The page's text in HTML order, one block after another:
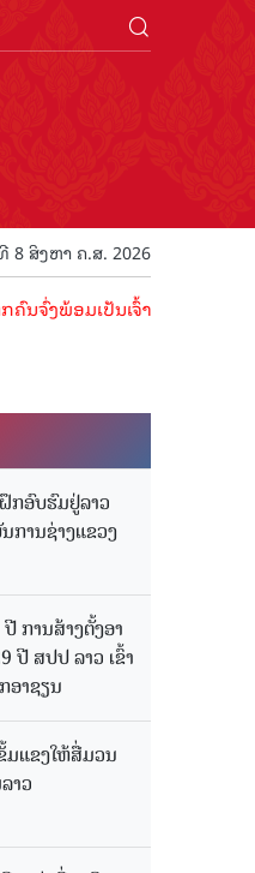
8 ສິງຫາ ຄ.ສ. 2026
ເປັນເຈົ້າພາບທີ່ດີ ຕ້ອນຮັບນັກທ່
ກອົບຮົມຢູ່ລາວ
ການຊ່າງແຂວງ
ການສ້າງຕັ້ງອາ
ປີ ສປປ ລາວ ເຂົ້າ
ອາຊຽນ
ມແຂງໃຫ້ສື່ມວນ
າວ